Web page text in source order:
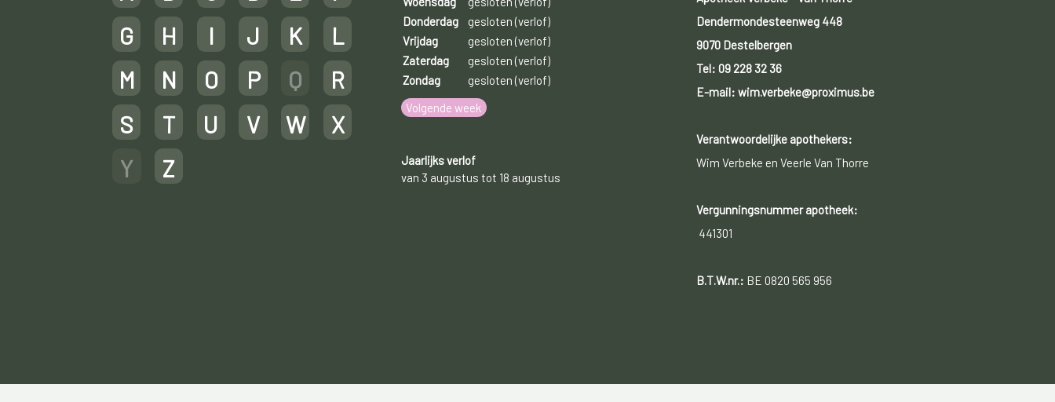
G
H I J K
L
M
N O P Q
R
S
T U V W
X
Y
Z
Donderdag
gesloten (verlof)
Vrijdag
gesloten (verlof)
Zaterdag
gesloten (verlof)
Zondag
gesloten (verlof)
Volgende week
Jaarlijks verlof
van 3 augustus tot 18 augustus
Dendermondesteenweg 448
9070 Destelbergen
Tel: 09 228 32 36
E-mail: wim.verbeke@proximus.be
Verantwoordelijke apothekers:
Wim Verbeke en Veerle Van Thorre
Vergunningsnummer apotheek:
441301
B.T.W.nr.: BE 0820 565 956